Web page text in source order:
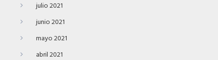
julio 2021
junio 2021
mayo 2021
abril 2021